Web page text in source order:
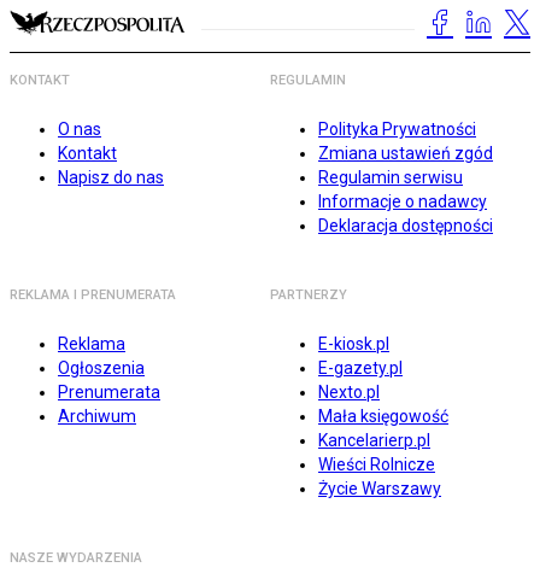
KONTAKT
O nas
Kontakt
Napisz do nas
REGULAMIN
Polityka Prywatności
Zmiana ustawień zgód
Regulamin serwisu
Informacje o nadawcy
Deklaracja dostępności
REKLAMA I PRENUMERATA
Reklama
Ogłoszenia
Prenumerata
Archiwum
PARTNERZY
E-kiosk.pl
E-gazety.pl
Nexto.pl
Mała księgowość
Kancelarierp.pl
Wieści Rolnicze
Życie Warszawy
NASZE WYDARZENIA